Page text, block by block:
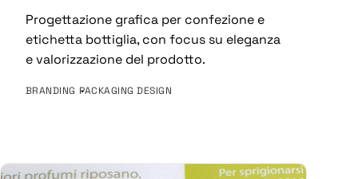
Progettazione grafica per confezione e
etichetta bottiglia, con focus su eleganza
e valorizzazione del prodotto.
BRANDING PACKAGING DESIGN